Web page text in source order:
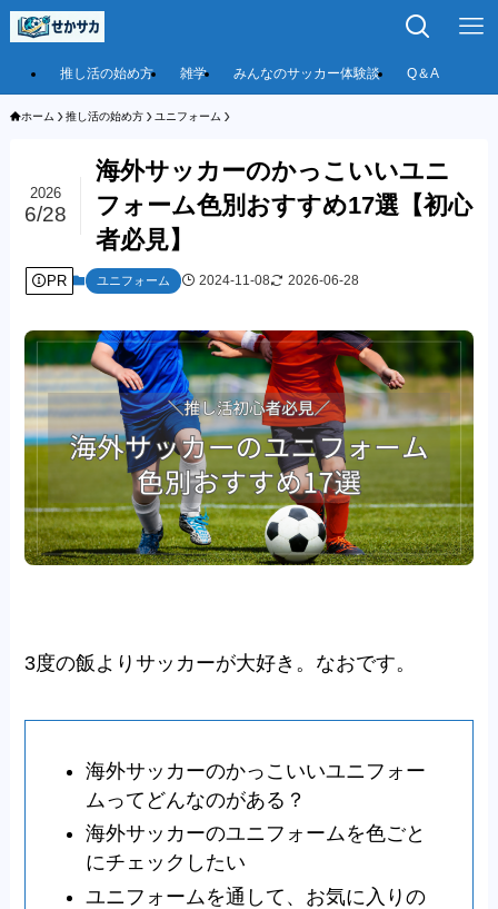
推し活の始め方 雑学 みんなのサッカー体験談 Q＆A
ホーム 推し活の始め方 ユニフォーム
海外サッカーのかっこいいユニ
フォーム色別おすすめ17選【初心
者必見】
2026
6/28
PR ユニフォーム 2024-11-08 2026-06-28
3度の飯よりサッカーが大好き。なおです。
海外サッカーのかっこいいユニフォー
ムってどんなのがある？
海外サッカーのユニフォームを色ごと
にチェックしたい
ユニフォームを通して、お気に入りの